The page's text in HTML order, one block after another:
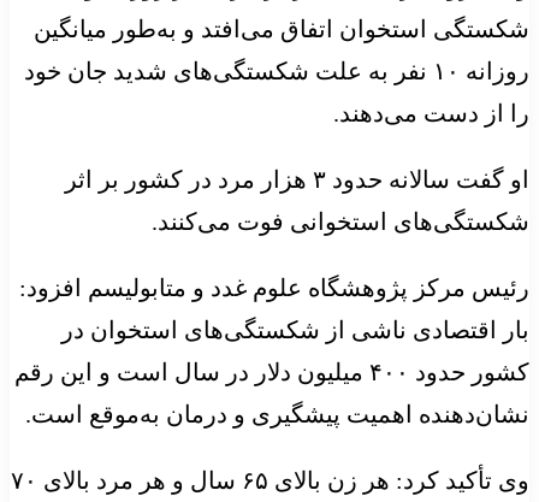
شکستگی استخوان اتفاق می‌افتد و به‌طور میانگین
روزانه ۱۰ نفر به علت شکستگی‌های شدید جان خود
را از دست می‌دهند.
او گفت سالانه حدود ۳ هزار مرد در کشور بر اثر
شکستگی‌های استخوانی فوت می‌کنند.
رئیس مرکز پژوهشگاه علوم غدد و متابولیسم افزود:
بار اقتصادی ناشی از شکستگی‌های استخوان در
کشور حدود ۴۰۰ میلیون دلار در سال است و این رقم
نشان‌دهنده اهمیت پیشگیری و درمان به‌موقع است.
وی تأکید کرد: هر زن بالای ۶۵ سال و هر مرد بالای ۷۰